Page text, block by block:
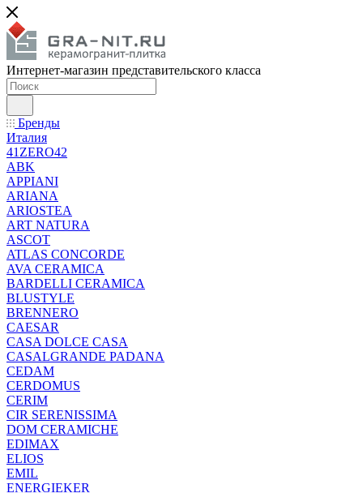
Интернет-магазин представительского класса
Бренды
Италия
41ZERO42
ABK
APPIANI
ARIANA
ARIOSTEA
ART NATURA
ASCOT
ATLAS CONCORDE
AVA CERAMICA
BARDELLI CERAMICA
BLUSTYLE
BRENNERO
CAESAR
CASA DOLCE CASA
CASALGRANDE PADANA
CEDAM
CERDOMUS
CERIM
CIR SERENISSIMA
DOM CERAMICHE
EDIMAX
ELIOS
EMIL
ENERGIEKER